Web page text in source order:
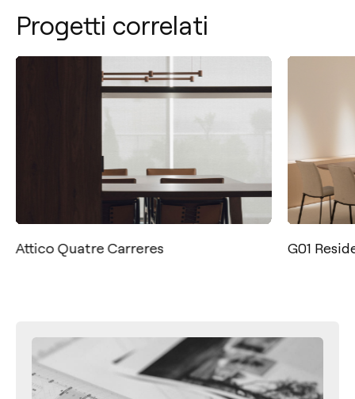
Progetti correlati
Attico Quatre Carreres G01